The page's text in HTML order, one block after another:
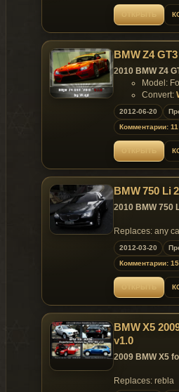
~
BMW Z4
2010 BMW Z4
Model:
Convert:
Video:
Replaces: comet
Model is
~
2012-06-20
Комментарии: 11
BMW 750 Li
2010 BMW 750
Replaces: any
2012-03-20
Комментарии: 15
BMW X5
v1.0
2009 BMW X5
Replaces: rebla